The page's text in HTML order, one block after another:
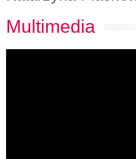
Multimedia